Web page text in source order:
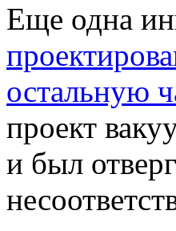
Еще одна
остальную
проект
и был